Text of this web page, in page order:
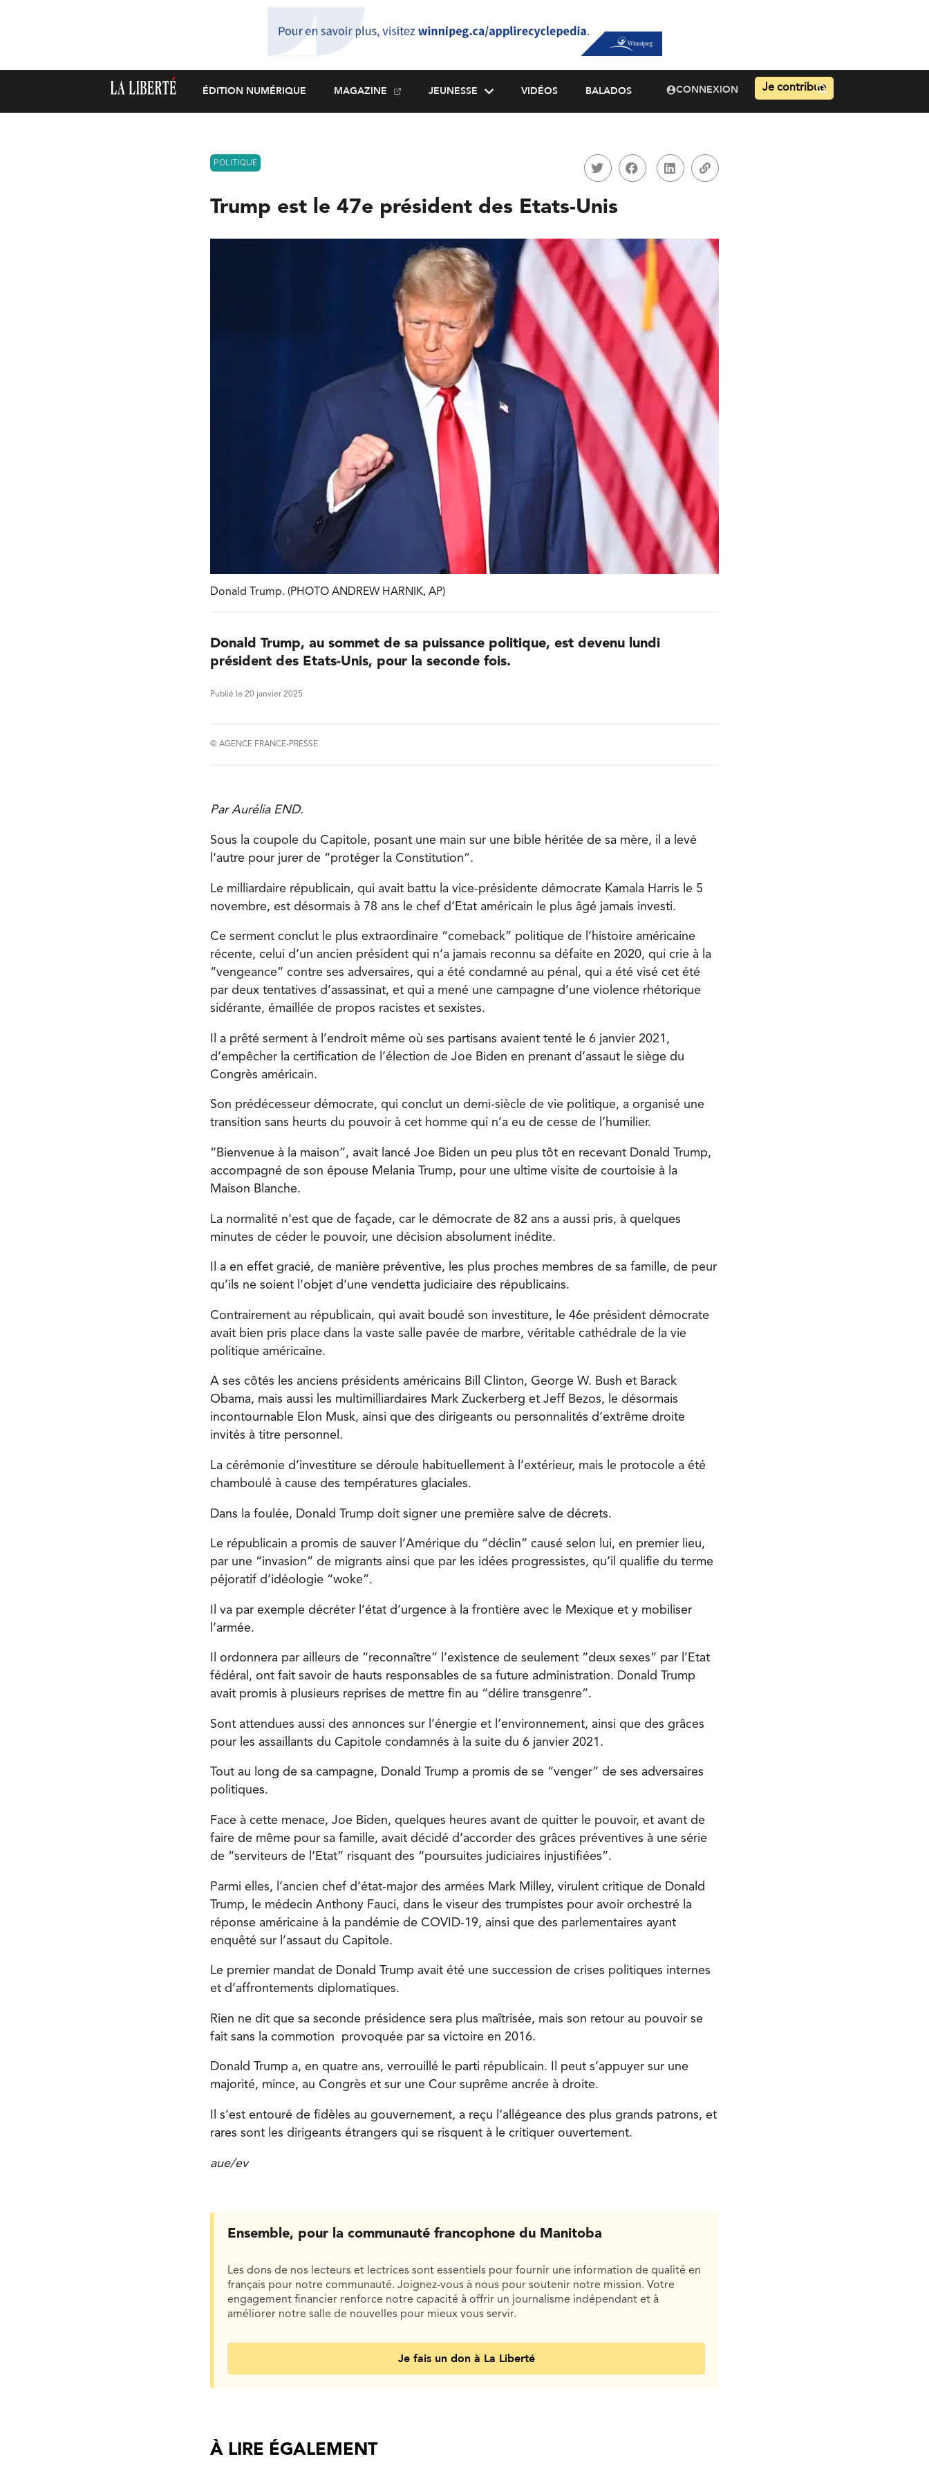
ÉDITION NUMÉRIQUE MAGAZINE JEUNESSE VIDÉOS BALADOS CONNEXION Je contribue
POLITIQUE
Trump est le 47e président des Etats-Unis
Donald Trump. (PHOTO ANDREW HARNIK, AP)
Donald Trump, au sommet de sa puissance politique, est devenu lundi
président des Etats-Unis, pour la seconde fois.
Publié le 20 janvier 2025
© AGENCE FRANCE-PRESSE
Par Aurélia END.
Sous la coupole du Capitole, posant une main sur une bible héritée de sa mère, il a levé
l’autre pour jurer de “protéger la Constitution”.
Le milliardaire républicain, qui avait battu la vice-présidente démocrate Kamala Harris le 5
novembre, est désormais à 78 ans le chef d’Etat américain le plus âgé jamais investi.
Ce serment conclut le plus extraordinaire “comeback” politique de l’histoire américaine
récente, celui d’un ancien président qui n’a jamais reconnu sa défaite en 2020, qui crie à la
“vengeance” contre ses adversaires, qui a été condamné au pénal, qui a été visé cet été
par deux tentatives d’assassinat, et qui a mené une campagne d’une violence rhétorique
sidérante, émaillée de propos racistes et sexistes.
Il a prêté serment à l’endroit même où ses partisans avaient tenté le 6 janvier 2021,
d’empêcher la certification de l’élection de Joe Biden en prenant d’assaut le siège du
Congrès américain.
Son prédécesseur démocrate, qui conclut un demi-siècle de vie politique, a organisé une
transition sans heurts du pouvoir à cet homme qui n’a eu de cesse de l’humilier.
“Bienvenue à la maison”, avait lancé Joe Biden un peu plus tôt en recevant Donald Trump,
accompagné de son épouse Melania Trump, pour une ultime visite de courtoisie à la
Maison Blanche.
La normalité n’est que de façade, car le démocrate de 82 ans a aussi pris, à quelques
minutes de céder le pouvoir, une décision absolument inédite.
Il a en effet gracié, de manière préventive, les plus proches membres de sa famille, de peur
qu’ils ne soient l’objet d’une vendetta judiciaire des républicains.
Contrairement au républicain, qui avait boudé son investiture, le 46e président démocrate
avait bien pris place dans la vaste salle pavée de marbre, véritable cathédrale de la vie
politique américaine.
A ses côtés les anciens présidents américains Bill Clinton, George W. Bush et Barack
Obama, mais aussi les multimilliardaires Mark Zuckerberg et Jeff Bezos, le désormais
incontournable Elon Musk, ainsi que des dirigeants ou personnalités d’extrême droite
invités à titre personnel.
La cérémonie d’investiture se déroule habituellement à l’extérieur, mais le protocole a été
chamboulé à cause des températures glaciales.
Dans la foulée, Donald Trump doit signer une première salve de décrets.
Le républicain a promis de sauver l’Amérique du “déclin” causé selon lui, en premier lieu,
par une “invasion” de migrants ainsi que par les idées progressistes, qu’il qualifie du terme
péjoratif d’idéologie “woke”.
Il va par exemple décréter l’état d’urgence à la frontière avec le Mexique et y mobiliser
l’armée.
Il ordonnera par ailleurs de “reconnaître” l’existence de seulement “deux sexes” par l’Etat
fédéral, ont fait savoir de hauts responsables de sa future administration. Donald Trump
avait promis à plusieurs reprises de mettre fin au “délire transgenre”.
Sont attendues aussi des annonces sur l’énergie et l’environnement, ainsi que des grâces
pour les assaillants du Capitole condamnés à la suite du 6 janvier 2021.
Tout au long de sa campagne, Donald Trump a promis de se “venger” de ses adversaires
politiques.
Face à cette menace, Joe Biden, quelques heures avant de quitter le pouvoir, et avant de
faire de même pour sa famille, avait décidé d’accorder des grâces préventives à une série
de “serviteurs de l’Etat” risquant des “poursuites judiciaires injustifiées”.
Parmi elles, l’ancien chef d’état-major des armées Mark Milley, virulent critique de Donald
Trump, le médecin Anthony Fauci, dans le viseur des trumpistes pour avoir orchestré la
réponse américaine à la pandémie de COVID-19, ainsi que des parlementaires ayant
enquêté sur l’assaut du Capitole.
Le premier mandat de Donald Trump avait été une succession de crises politiques internes
et d’affrontements diplomatiques.
Rien ne dit que sa seconde présidence sera plus maîtrisée, mais son retour au pouvoir se
fait sans la commotion provoquée par sa victoire en 2016.
Donald Trump a, en quatre ans, verrouillé le parti républicain. Il peut s’appuyer sur une
majorité, mince, au Congrès et sur une Cour suprême ancrée à droite.
Il s’est entouré de fidèles au gouvernement, a reçu l’allégeance des plus grands patrons, et
rares sont les dirigeants étrangers qui se risquent à le critiquer ouvertement.
aue/ev
Ensemble, pour la communauté francophone du Manitoba
Les dons de nos lecteurs et lectrices sont essentiels pour fournir une information de qualité en
français pour notre communauté. Joignez-vous à nous pour soutenir notre mission. Votre
engagement financier renforce notre capacité à offrir un journalisme indépendant et à
améliorer notre salle de nouvelles pour mieux vous servir.
Je fais un don à La Liberté
À LIRE ÉGALEMENT